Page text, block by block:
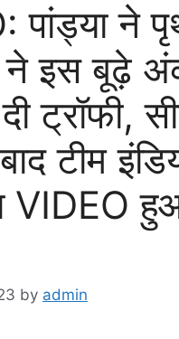
पांड्या ने
ने इस बूढ़े
ट्रॉफी,
टीम
VIDEO
by admin